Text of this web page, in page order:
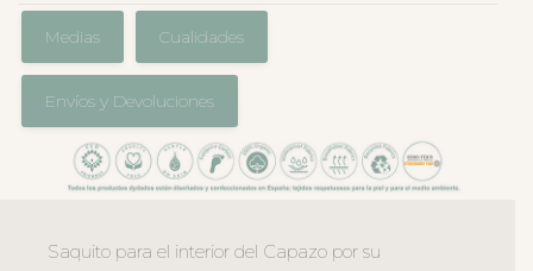
Medias Cualidades
Envíos y Devoluciones
Saquito para el interior del Capazo por su